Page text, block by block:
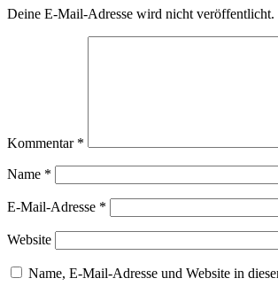
Deine E-Mail-Adresse wird nicht veröffentlicht.
Kommentar *
Name *
E-Mail-Adresse *
Website
Name, E-Mail-Adresse und Website in